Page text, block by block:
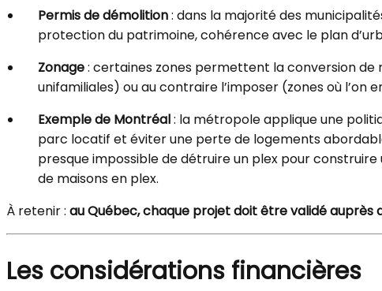
Permis de démolition: dans la majorité des
protection du patrimoine, cohérence avec le plan
Zonage: certaines zones permettent la conversion de
unifamiliales) ou au contraire l’imposer (zones où l’on
Exemple de Montréal: la métropole applique une
parc locatif et éviter une perte de logements
presque impossible de détruire un plex pour
de maisons en plex.
À retenir : au Québec, chaque projet doit être validé auprès
Les considérations financières